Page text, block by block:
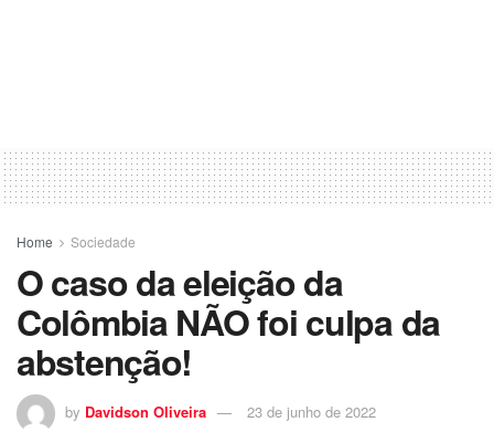
Home Sociedade
O caso da eleição da
Colômbia NÃO foi culpa da
abstenção!
by Davidson Oliveira 23 de junho de 2022